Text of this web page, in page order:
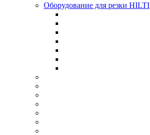
Оборудование для резки HILTI